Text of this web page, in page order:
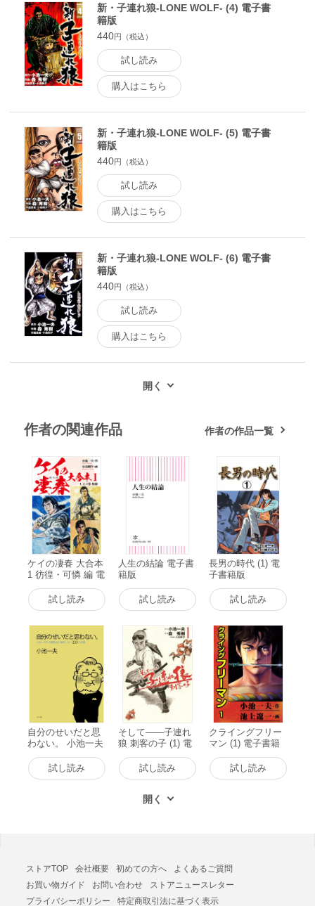
新・子連れ狼-LONE WOLF- (4) 電子書
籍版
440円（税込）
試し読み
購入はこちら
新・子連れ狼-LONE WOLF- (5) 電子書
籍版
440円（税込）
試し読み
購入はこちら
新・子連れ狼-LONE WOLF- (6) 電子書
籍版
440円（税込）
試し読み
購入はこちら
作者の関連作品 作者の作品一覧
ケイの凄春 大合本
1 彷徨・可憐 編 電
子書籍版
試し読み
人生の結論 電子書
籍版
試し読み
長男の時代 (1) 電
子書籍版
試し読み
自分のせいだと思
わない。 小池一夫
の人間関係に執着
しない233の言葉
電子書籍版
試し読み
そして――子連れ
狼 刺客の子 (1) 電
子書籍版
試し読み
クライングフリー
マン (1) 電子書籍
試し読み
ストアTOP 会社概要 初めての方へ
よくあるご質問
お買い物ガイド
お問い合わせ
ストアニュースレター
プライバシーポリシー
特定商取引法に基づく表示